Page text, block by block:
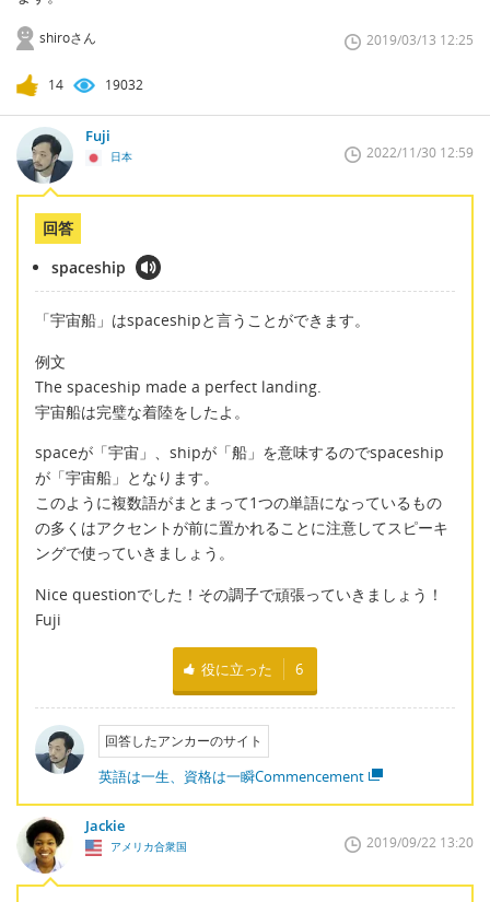
shiroさん 2019/03/13 12:25
14 19032
Fuji
日本 2022/11/30 12:59
回答
spaceship
「宇宙船」はspaceshipと言うことができます。
例文
The spaceship made a perfect landing.
宇宙船は完璧な着陸をしたよ。
spaceが「宇宙」、shipが「船」を意味するのでspaceship
が「宇宙船」となります。
このように複数語がまとまって1つの単語になっているもの
の多くはアクセントが前に置かれることに注意してスピーキ
ングで使っていきましょう。
Nice questionでした！その調子で頑張っていきましょう！
Fuji
役に立った 6
回答したアンカーのサイト
英語は一生、資格は一瞬Commencement
Jackie
アメリカ合衆国 2019/09/22 13:20